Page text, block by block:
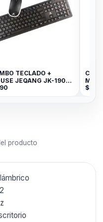
TECLADO +
JEQANG JK-1905
14081-2010
2.4G
$
producto